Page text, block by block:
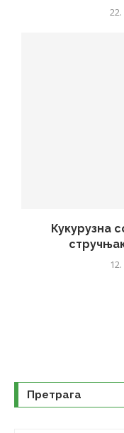
Кукурузна
Претрага